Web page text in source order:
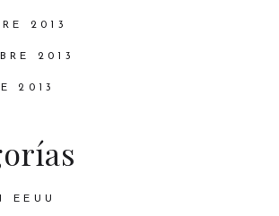
2013
2013
2013
EEUU